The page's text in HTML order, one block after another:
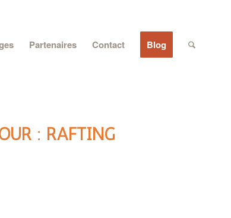
Partenaires Contact Blog
: RAFTING